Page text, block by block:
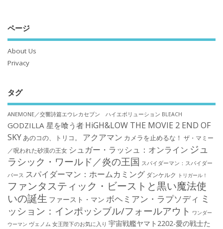
ページ
About Us
Privacy
タグ
ANEMONE／交響詩篇エウレカセブン ハイエボリューション BLEACH
GODZILLA 星を喰う者 HiGH&LOW THE MOVIE 2 END OF
SKYあのコの、トリコ。 アクアマン カメラを止めるな！ ザ・マミー
／呪われた砂漠の王女 シュガー・ラッシュ：オンライン ジュ
ラシック・ワールド／炎の王国 スパイダーマン：スパイダー
バース スパイダーマン：ホームカミング ダンケルク トリガール！
ファンタスティック・ビーストと黒い魔法使
いの誕生 ファースト・マン ボヘミアン・ラプソディ ミ
ッション：インポッシブル/フォールアウト ワンダー
ウーマン ヴェノム 女王陛下のお気に入り 宇宙戦艦ヤマト2202-愛の戦士た